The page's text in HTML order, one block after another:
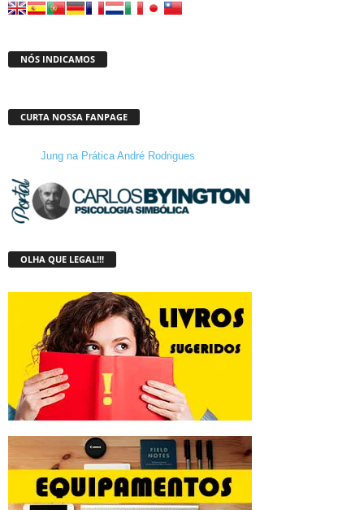
NÓS INDICAMOS
CURTA NOSSA FANPAGE
Jung na Prática André Rodrigues
OLHA QUE LEGAL!!!